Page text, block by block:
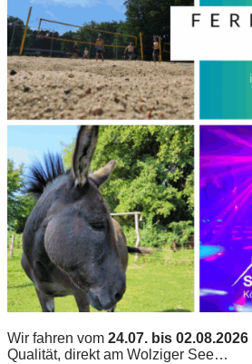
Wir fahren vom 24.07. bis 02.08.2026
Qualität, direkt am Wolziger See…